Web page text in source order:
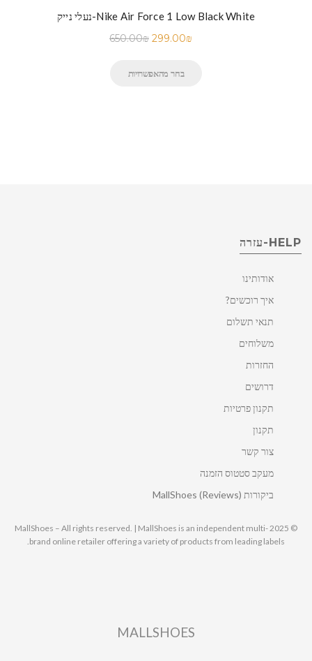
נעלי נייק-Nike Air Force 1 Low Black White
650.00₪ 299.00₪
בחר מהאפשרויות
HELP-עזרה
אודותינו
איך רוכשים?
תנאי תשלום
משלוחים
החזרות
דרושים
תקנון פרטיות
תקנון
צור קשר
מעקב סטטוס הזמנה
ביקורות MallShoes (Reviews)
© 2025 MallShoes – All rights reserved. | MallShoes is an independent multi-
brand online retailer offering a variety of products from leading labels.
MALLSHOES